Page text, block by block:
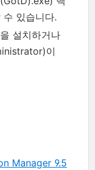
있습니다.
설치하거나
이
Manager 9.5